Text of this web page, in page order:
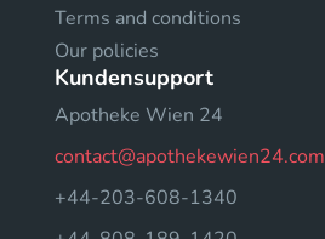
Terms and conditions
Our policies
Kundensupport
Apotheke Wien 24
contact@apothekewien24.com
+44-203-608-1340